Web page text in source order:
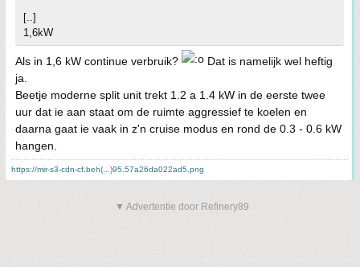
[..]
1,6kW
Als in 1,6 kW continue verbruik?
Dat is namelijk wel heftig
ja.
Beetje moderne split unit trekt 1.2 a 1.4 kW in de eerste twee
uur dat ie aan staat om de ruimte aggressief te koelen en
daarna gaat ie vaak in z'n cruise modus en rond de 0.3 - 0.6 kW
hangen.
https://mir-s3-cdn-cf.beh(...)95.57a26da022ad5.png
▼ Advertentie door Refinery89